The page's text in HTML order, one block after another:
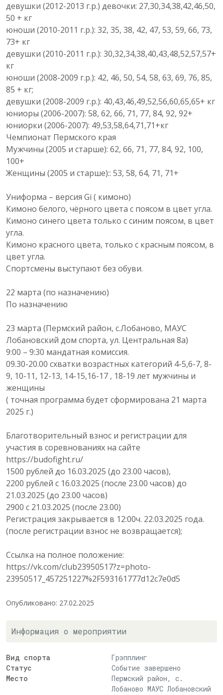
девушки (2012-2013 г.р.) девочки: 27,30,34,38,42,46,50,
50 + кг
юноши (2010-2011 г.р.): 32, 35, 38, 42, 47, 53, 59, 66, 73,
73+ кг
девушки (2010-2011 г.р.): 30,32,34,38,40,43,48,52,57,57+
кг
юноши (2008-2009 г.р.): 42, 46, 50, 54, 58, 63, 69, 76, 85,
85 + кг;
девушки (2008-2009 г.р.): 40,43,46,49,52,56,60,65,65+ кг
юниоры (2006-2007): 58, 62, 66, 71, 77, 84, 92, 92+
юниорки (2006-2007): 49,53,58,64,71,71+кг
Чемпионат Пермского края
Мужчины (2005 и старше): 62, 66, 71, 77, 84, 92, 100,
100+
Женщины (2005 и старше):: 53, 58, 64, 71, 71+
Униформа – версия Gi ( кимоно)
Кимоно белого, чёрного цвета с поясом в цвет угла.
Кимоно синего цвета только с синим поясом, в цвет
угла.
Кимоно красного цвета, только с красным поясом, в
цвет угла.
Спортсмены выступают без обуви.
22 марта (по назначению)
По назначению
23 марта (Пермский район, с.Лобаново, МАУС
Лобановский дом спорта, ул. Центральная 8а)
9:00 – 9:30 мандатная комиссия.
09.30-20.00 схватки возрастных категорий 4-5,6-7, 8-
9, 10-11, 12-13, 14-15,16-17 , 18-19 лет мужчины и
женщины
( точная программа будет сформирована 21 марта
2025 г.)
Благотворительный взнос и регистрации для
участия в соревнованиях на сайте
https://budofight.ru/
1500 рублей до 16.03.2025 (до 23.00 часов),
2200 рублей с 16.03.2025 (после 23.00 часов) до
21.03.2025 (до 23.00 часов)
2900 с 21.03.2025 (после 23.00)
Регистрация закрывается в 12:00ч. 22.03.2025 года.
(после регистрации взнос не возвращается);
Ссылка на полное положение:
https://vk.com/club23950517?z=photo-
23950517_457251227%2F593161777d12c7e0d5
Опубликовано: 27.02.2025
Информация о мероприятии
Вид спорта
Грэпплинг
Статус
Событие завершено
Место
Пермский район, с.
Лобаново МАУС Лобановский